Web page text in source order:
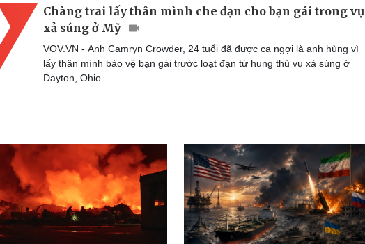
Chàng trai lấy thân mình che đạn cho bạn gái trong vụ
xả súng ở Mỹ
VOV.VN - Anh Camryn Crowder, 24 tuổi đã được ca ngợi là anh hùng vì
lấy thân mình bảo vệ bạn gái trước loạt đạn từ hung thủ vụ xả súng ở
Dayton, Ohio.